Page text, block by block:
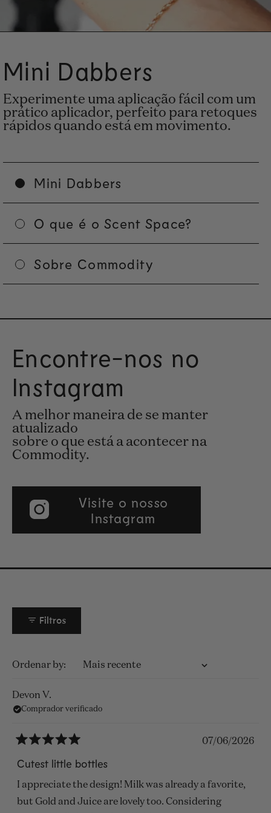
Mini Dabbers
Experimente uma aplicação fácil com um
prático aplicador, perfeito para retoques
rápidos quando está em movimento.
Mini Dabbers
O que é o Scent Space?
Sobre Commodity
Encontre-nos no
Instagram
A melhor maneira de se manter
atualizado
sobre o que está a acontecer na
Commodity.
Visite o nosso
Instagram
Filtros
Ordenar
Devon V.
Comprador verificado
com
5
de
5
estrelas
07/06/2026
Cutest little bottles
I appreciate the design! Milk was already a favorite,
but Gold and Juice are lovely too. Considering
A carregar...